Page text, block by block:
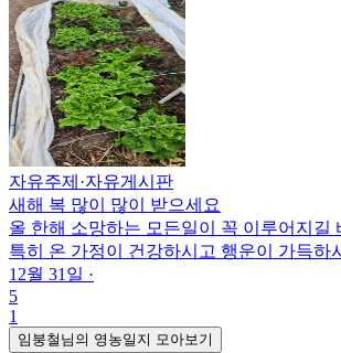
자유주제 ·자유게시판
새해 복 많이 많이 받으세요
올 한해 소망하는 모든일이 꼭 이루어지길
특히 온 가정이 건강하시고 행운이 가득하
12월 31일 ·
5
1
임붕철님의 영농일지 모아보기